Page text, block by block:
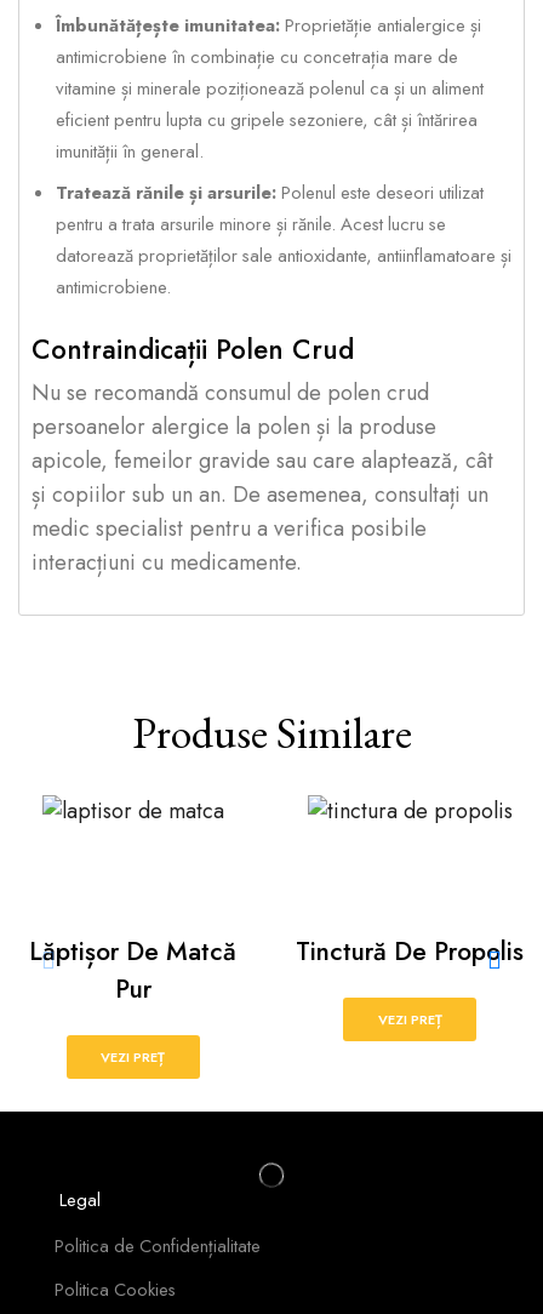
Îmbunătățește imunitatea:Proprietăție antialergice și
antimicrobiene în combinație cu concetrația mare de
vitamine și minerale poziționează polenul ca și un aliment
eficient pentru lupta cu gripele sezoniere, cât și întărirea
imunității în general.
Tratează rănile și arsurile:Polenul este deseori utilizat
pentru a trata arsurile minore și rănile. Acest lucru se
datorează proprietăților sale antioxidante, antiinflamatoare și
antimicrobiene.
Contraindicații Polen Crud
Nu se recomandă consumul de polen crud
persoanelor alergice la polen și la produse
apicole, femeilor gravide sau care alaptează, cât
și copiilor sub un an. De asemenea, consultați un
medic specialist pentru a verifica posibile
interacțiuni cu medicamente.
Produse Similare
Lăptișor De Matcă
Pur
VEZI PREȚ
Tinctură De Propolis
VEZI PREȚ
Legal
Politica de Confidențialitate
Politica Cookies